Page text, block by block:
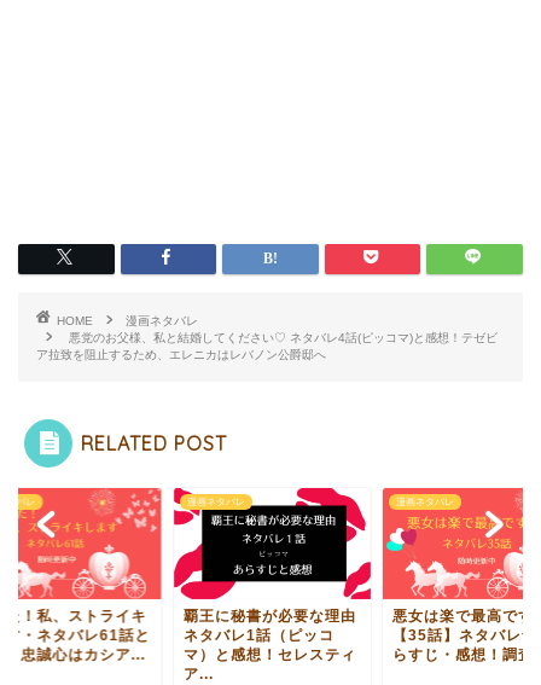
HOME
漫画ネタバレ
悪党のお父様、私と結婚してください♡ ネタバレ4話(ピッコマ)と感想！テゼビ
ア拉致を阻止するため、エレニカはレバノン公爵邸へ
RELATED POST
タバレ
た！私、ストライキ
す・ネタバレ61話と
！忠誠心はカシア...
漫画ネタバレ
覇王に秘書が必要な理由
ネタバレ1話（ピッコ
マ）と感想！セレスティ
ア...
漫画ネタバレ
悪女は楽で最高です
【35話】ネタバレ含
らすじ・感想！調査